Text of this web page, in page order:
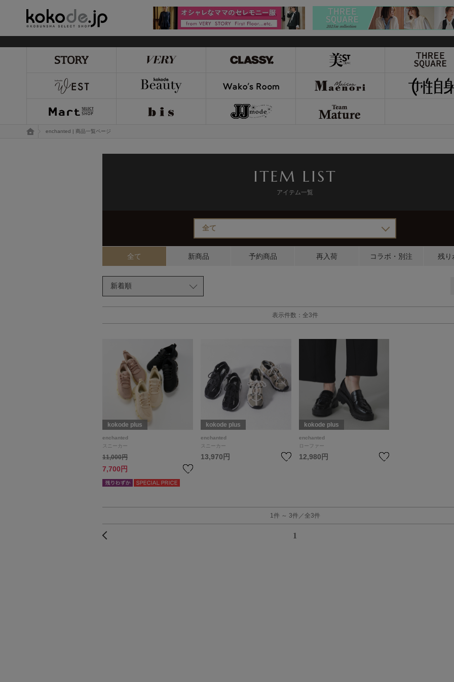
トップページ
enchanted | 商品一覧ページ
ITEM LIST
アイテム一覧
全て 新商品 予約商品 再入荷 コラボ・別注 残り
表示件数：全3件
kokode plus
enchanted
スニーカー
11,000円
7,700円
kokode plus
enchanted
スニーカー
13,970円
kokode plus
enchanted
ローファー
12,980円
1件 ～ 3件／全3件
1